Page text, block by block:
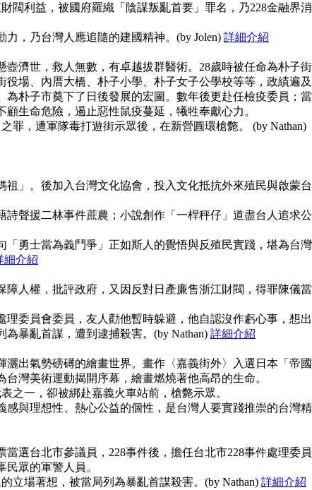
閥利益，被國府羅織「陰謀叛亂首要」罪名，乃228金融界消
，乃台灣人應追隨的建國精神。(by Jolen) 詳細介紹
壺濟世，救人無數，有卓越拔群醫術。28歲時被任命為朴子街
役場、內厝大橋、朴子小學、朴子女子公學校等等，政績遍及
為朴子市奠下了日後發展的宏圖。數年後更赴任檢疫委員；當
生命危險，遏止惡性鼠疫蔓延，犧牲奉獻心力。
罪，遭軍隊毒打遊街示眾後，在新營圓環槍斃。 (by Nathan)
祖」。後加入台灣文化協會，投入文化抵抗外來殖民與啟蒙台
詩聲援二林事件蔗農；小說創作「一桿秤仔」道盡台人追求公
「勇士當為義鬥爭」正如斯人的覺悟與反殖民實踐，堪為台灣
細介紹
障人權，批評政府，又因反對日產廉售浙江財閥，得罪陳儀當
理委員會委員，友人勸他暫時躲避，他自認沒作虧心事，想出
暴亂首謀，遭到逮捕殺害。(by Nathan) 詳細介紹
灑出氣勢磅礡的繪畫世界。畫作〈嘉義街外〉入選日本「帝國
灣美術運動揭開序幕，繪畫燃燒著他高昂的生命。
之一，卻被綁赴嘉義火車站前，槍斃示眾。
感與理想性、熱心公益的個性，是台灣人要實踐推崇的台灣精
當選台北市參議員，228事件後，擔任台北市228事件處理委員
眾的軍警人員。
立場著想，被當局列為暴亂首謀殺害。(by Nathan) 詳細介紹